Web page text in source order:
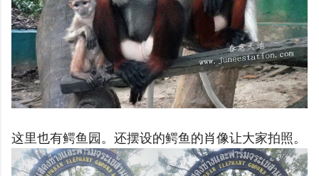
这里也有鳄鱼园。还摆设的鳄鱼的肖像让大家拍照。